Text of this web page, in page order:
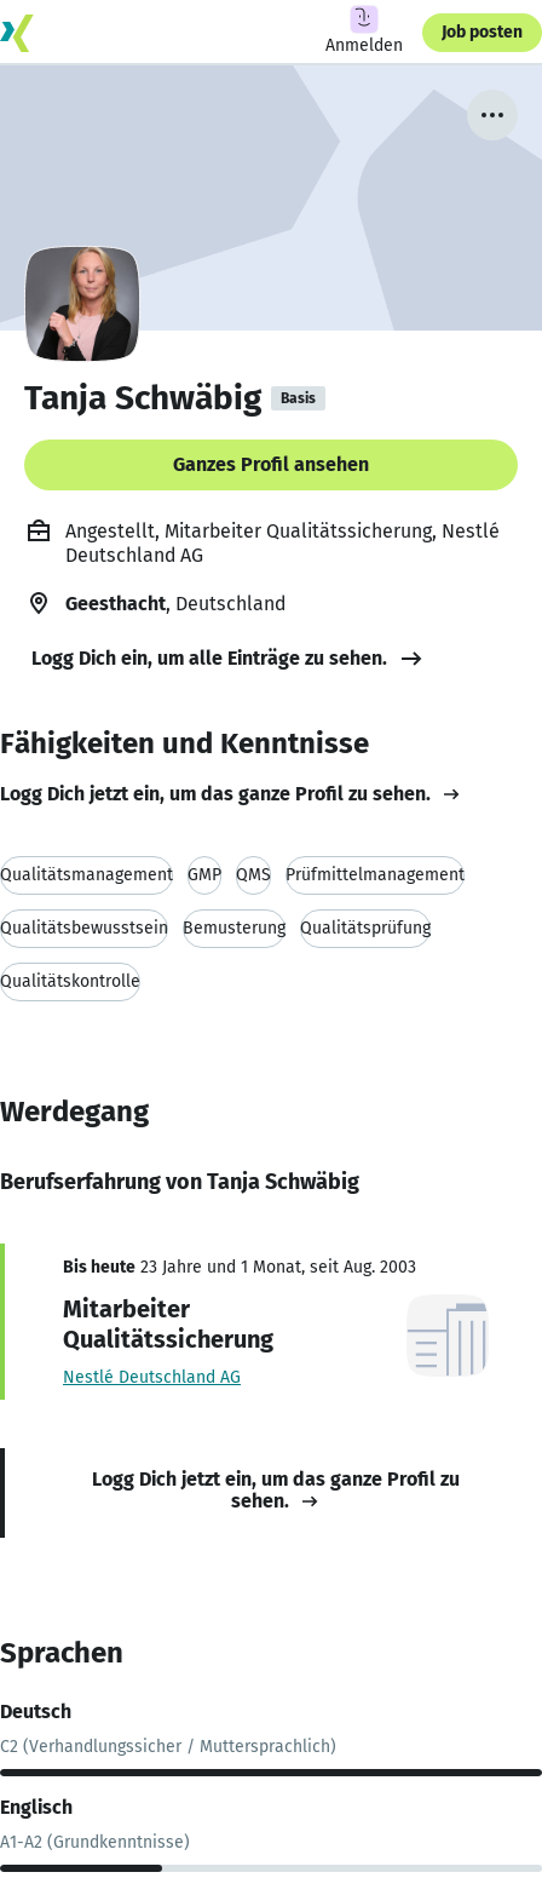
Anmelden
Job posten
Tanja Schwäbig Basis
Ganzes Profil ansehen
Angestellt, Mitarbeiter Qualitätssicherung, Nestlé
Deutschland AG
Geesthacht, Deutschland
Logg Dich ein, um alle Einträge zu sehen.
Fähigkeiten und Kenntnisse
Logg Dich jetzt ein, um das ganze Profil zu sehen.
Qualitätsmanagement GMP QMS Prüfmittelmanagement
Qualitätsbewusstsein Bemusterung Qualitätsprüfung
Qualitätskontrolle
Werdegang
Berufserfahrung von Tanja Schwäbig
Bis heute 23 Jahre und 1 Monat, seit Aug. 2003
Mitarbeiter
Qualitätssicherung
Nestlé Deutschland AG
Logg Dich jetzt ein, um das ganze Profil zu
sehen.
Sprachen
Deutsch
C2 (Verhandlungssicher / Muttersprachlich)
Englisch
A1-A2 (Grundkenntnisse)